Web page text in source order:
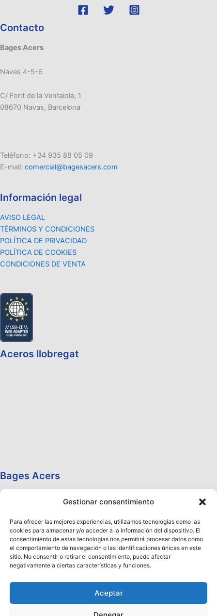
Gestionar consentimiento
Para ofrecer las mejores experiencias, utilizamos tecnologías como las
cookies para almacenar y/o acceder a la información del dispositivo. El
consentimiento de estas tecnologías nos permitirá procesar datos como
el comportamiento de navegación o las identificaciones únicas en este
sitio. No consentir o retirar el consentimiento, puede afectar
negativamente a ciertas características y funciones.
Aceptar
Contacto
Bages Acers
Naves 4-5-6
C/ Font de la Ventaiola, 1
08670 Navas, Barcelona
Teléfono: +34 935 88 05 09
E-mail: comercial@bagesacers.com
Información legal
AVISO LEGAL
TÉRMINOS Y CONDICIONES
POLÍTICA DE PRIVACIDAD
POLÍTICA DE COOKIES
CONDICIONES DE VENTA
Aceros llobregat
Bages Acers